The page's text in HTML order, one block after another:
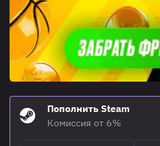
Пополнить Steam
Комиссия от 6%